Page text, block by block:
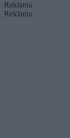
Reklama
Reklama